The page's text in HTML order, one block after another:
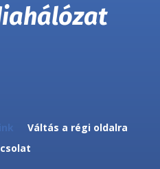
Váltás a régi oldalra